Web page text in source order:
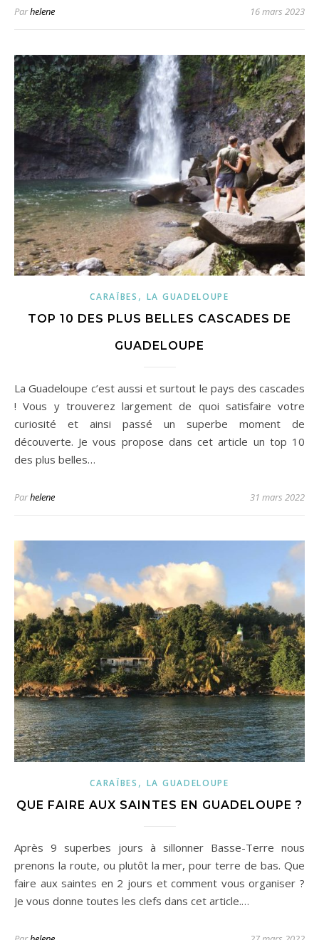
Parhelene 16 mars 2023
CARAÏBES , LA GUADELOUPE
TOP 10 DES PLUS BELLES CASCADES DE
GUADELOUPE
La Guadeloupe c’est aussi et surtout le pays des cascades
! Vous y trouverez largement de quoi satisfaire votre
curiosité et ainsi passé un superbe moment de
découverte. Je vous propose dans cet article un top 10
des plus belles…
Parhelene 31 mars 2022
CARAÏBES , LA GUADELOUPE
QUE FAIRE AUX SAINTES EN GUADELOUPE ?
Après 9 superbes jours à sillonner Basse-Terre nous
prenons la route, ou plutôt la mer, pour terre de bas. Que
faire aux saintes en 2 jours et comment vous organiser ?
Je vous donne toutes les clefs dans cet article.…